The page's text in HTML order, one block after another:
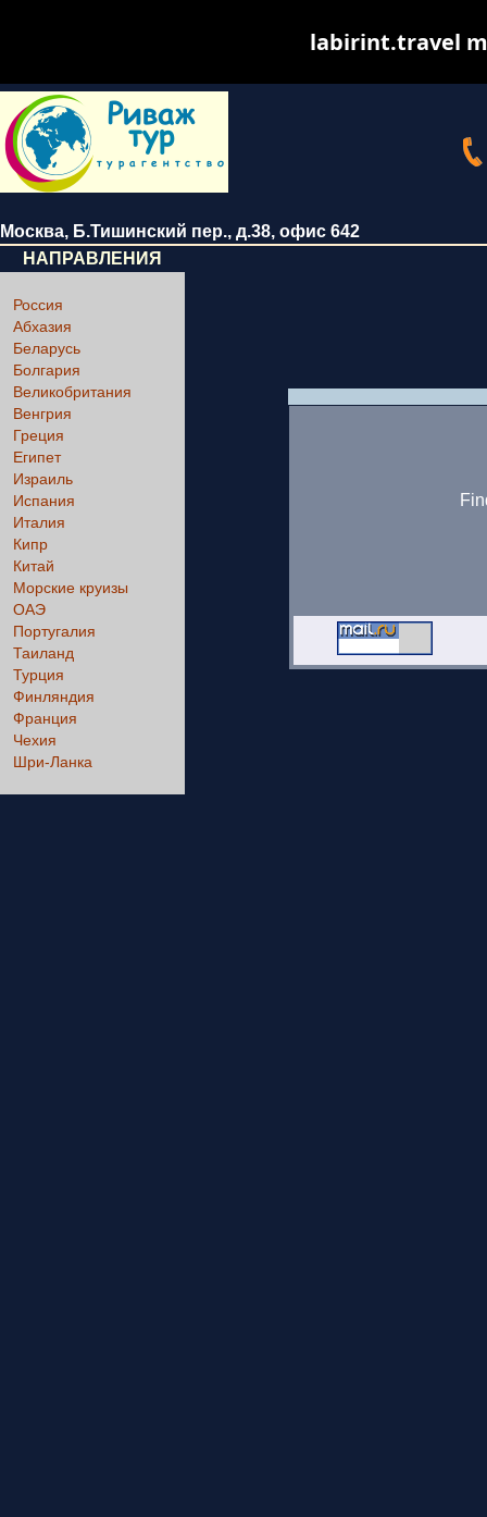
Москва, Б.Тишинский пер., д.38, офис 642
НАПРАВЛЕНИЯ
Россия
Абхазия
Беларусь
Болгария
Великобритания
Венгрия
Греция
Египет
Израиль
Испания
Италия
Кипр
Китай
Морские круизы
ОАЭ
Португалия
Таиланд
Турция
Финляндия
Франция
Чехия
Шри-Ланка
labirint.travel